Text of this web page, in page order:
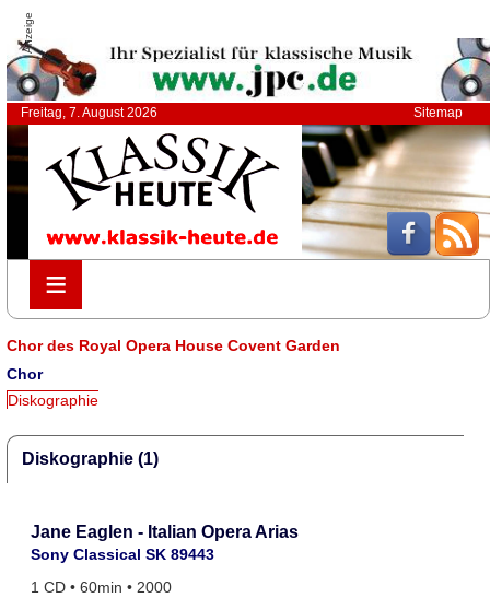
Anzeige
Freitag, 7. August 2026 Sitemap
≡
≡
Chor des Royal Opera House Covent Garden
Chor
Diskographie
Diskographie (1)
Jane Eaglen - Italian Opera Arias
Sony Classical SK 89443
1 CD • 60min • 2000